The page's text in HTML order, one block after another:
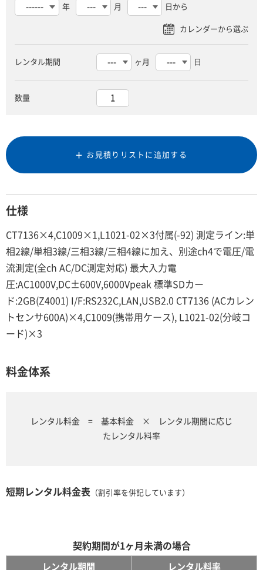
年 月 日から
レンタル期間 ヶ月 日
数量
お見積りリストに追加する
仕様
CT7136×4,C1009×1,L1021-02×3付属(-92) 測定ライン:単
相2線/単相3線/三相3線/三相4線に加え、別途ch4で電圧/電
流測定(全ch AC/DC測定対応) 最大入力電
圧:AC1000V,DC±600V,6000Vpeak 標準SDカー
ド:2GB(Z4001) I/F:RS232C,LAN,USB2.0 CT7136 (ACカレン
トセンサ600A)×4,C1009(携帯用ケース), L1021-02(分岐コ
ード)×3
料金体系
レンタル料金 = 基本料金 × レンタル期間に応じ
たレンタル料率
短期レンタル料金表 （割引率を併記しています）
契約期間が1ヶ月未満の場合
レンタル期間 レンタル料率